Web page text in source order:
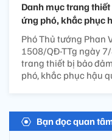
Danh mục trang
ứng phó, khắc phục
Phó Thủ tướng Phan
1508/QĐ-TTg ngày
trang thiết bị bảo
phó, khắc phục hậu
Bạn đọc quan